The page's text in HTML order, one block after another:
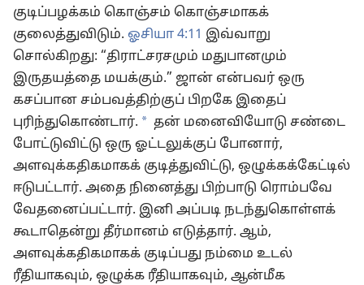
குடிப்பழக்கம் கொஞ்சம் கொஞ்சமாகக்
குலைத்துவிடும். ஓசியா 4:11 இவ்வாறு
சொல்கிறது: “திராட்சரசமும் மதுபானமும்
இருதயத்தை மயக்கும்.” ஜான் என்பவர் ஒரு
கசப்பான சம்பவத்திற்குப் பிறகே இதைப்
புரிந்துகொண்டார். * தன் மனைவியோடு சண்டை
போட்டுவிட்டு ஒரு ஓட்டலுக்குப் போனார்,
அளவுக்கதிகமாகக் குடித்துவிட்டு, ஒழுக்கக்கேட்டில்
ஈடுபட்டார். அதை நினைத்து பிற்பாடு ரொம்பவே
வேதனைப்பட்டார். இனி அப்படி நடந்துகொள்ளக்
கூடாதென்று தீர்மானம் எடுத்தார். ஆம்,
அளவுக்கதிகமாகக் குடிப்பது நம்மை உடல்
ரீதியாகவும், ஒழுக்க ரீதியாகவும், ஆன்மீக